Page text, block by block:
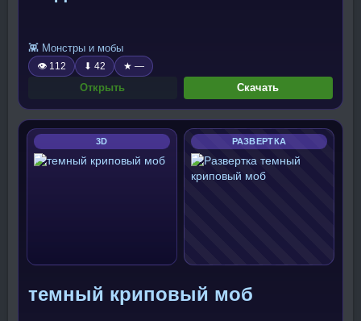
👾 Монстры и мобы
👁 112 ⬇ 42 ★ —
Открыть Скачать
3D РАЗВЕРТКА
темный криповый моб